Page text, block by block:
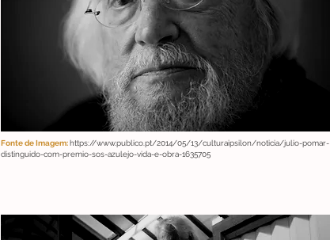
Fonte de Imagem:https://www.publico.pt/2014/05/13/culturaipsilon/noticia/julio-pomar-
distinguido-com-premio-sos-azulejo-vida-e-obra-1635705